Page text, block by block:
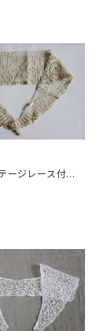
ージレース付け